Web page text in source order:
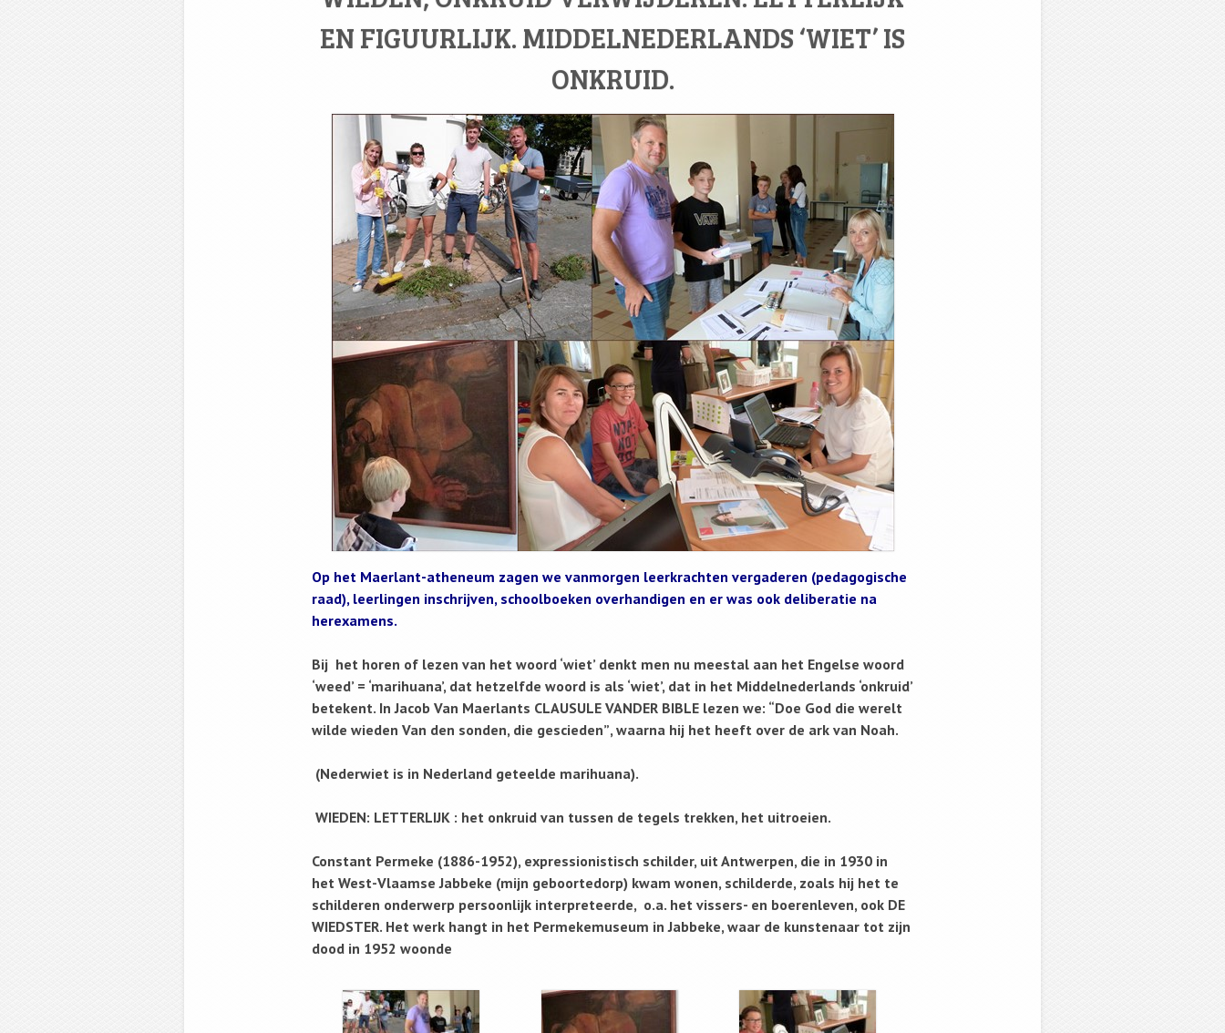
EN FIGUURLIJK. MIDDELNEDERLANDS ‘WIET’ IS
ONKRUID.
Op het Maerlant-atheneum zagen we vanmorgen leerkrachten vergaderen (pedagogische
raad), leerlingen inschrijven, schoolboeken overhandigen en er was ook deliberatie na
herexamens.
Bij het horen of lezen van het woord ‘wiet’ denkt men nu meestal aan het Engelse woord
‘weed’ = ‘marihuana’, dat hetzelfde woord is als ‘wiet’, dat in het Middelnederlands ‘onkruid’
betekent. In Jacob Van Maerlants CLAUSULE VANDER BIBLE lezen we: “Doe God die werelt
wilde wieden Van den sonden, die gescieden”, waarna hij het heeft over de ark van Noah.
(Nederwiet is in Nederland geteelde marihuana).
WIEDEN: LETTERLIJK : het onkruid van tussen de tegels trekken, het uitroeien.
Constant Permeke (1886-1952), expressionistisch schilder, uit Antwerpen, die in 1930 in
het West-Vlaamse Jabbeke (mijn geboortedorp) kwam wonen, schilderde, zoals hij het te
schilderen onderwerp persoonlijk interpreteerde, o.a. het vissers- en boerenleven, ook DE
WIEDSTER. Het werk hangt in het Permekemuseum in Jabbeke, waar de kunstenaar tot zijn
dood in 1952 woonde